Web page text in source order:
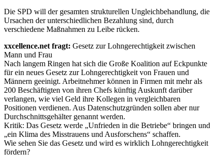
Die SPD will der gesamten strukturellen Ungleichbehandlung, die
Ursachen der unterschiedlichen Bezahlung sind, durch
verschiedene Maßnahmen zu Leibe rücken.
xxcellence.net fragt: Gesetz zur Lohngerechtigkeit zwischen
Mann und Frau
Nach langem Ringen hat sich die Große Koalition auf Eckpunkte
für ein neues Gesetz zur Lohngerechtigkeit von Frauen und
Männern geeinigt. Arbeitnehmer können in Firmen mit mehr als
200 Beschäftigten von ihren Chefs künftig Auskunft darüber
verlangen, wie viel Geld ihre Kollegen in vergleichbaren
Positionen verdienen. Aus Datenschutzgründen sollen aber nur
Durchschnittsgehälter genannt werden.
Kritik: Das Gesetz werde „Unfrieden in die Betriebe“ bringen und
„ein Klima des Misstrauens und Ausforschens“ schaffen.
Wie sehen Sie das Gesetz und wird es wirklich Lohngerechtigkeit
fördern?